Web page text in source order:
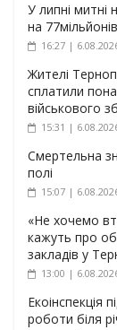
У липні митні
на
16:27 |
Жителі
сплатили
військового
15:31 |
Смертельна
полі
15:07 |
«Не хочемо
кажуть про
закладів у
13:00 |
Екоінспекція
роботи біля